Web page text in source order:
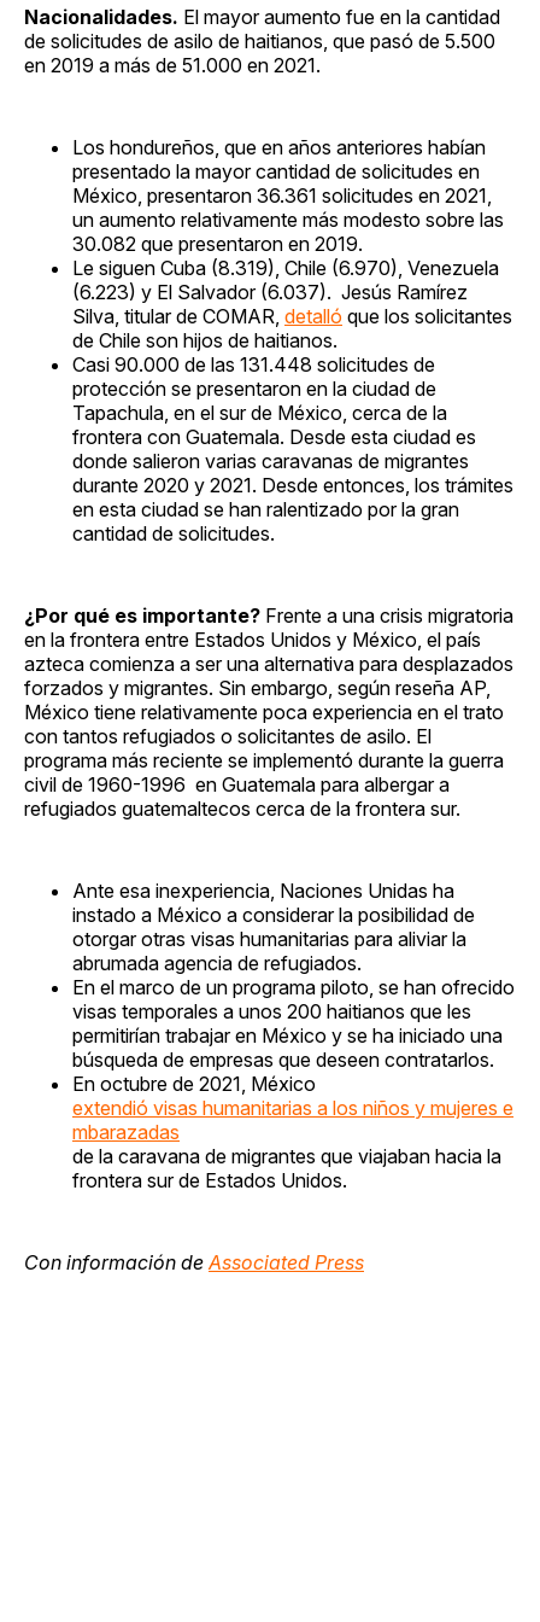
Nacionalidades. El mayor aumento fue en la cantidad
de solicitudes de asilo de haitianos, que pasó de 5.500
en 2019 a más de 51.000 en 2021.
Los hondureños, que en años anteriores habían
presentado la mayor cantidad de solicitudes en
México, presentaron 36.361 solicitudes en 2021,
un aumento relativamente más modesto sobre las
30.082 que presentaron en 2019.
Le siguen Cuba (8.319), Chile (6.970), Venezuela
(6.223) y El Salvador (6.037). Jesús Ramírez
Silva, titular de COMAR, detalló que los solicitantes
de Chile son hijos de haitianos.
Casi 90.000 de las 131.448 solicitudes de
protección se presentaron en la ciudad de
Tapachula, en el sur de México, cerca de la
frontera con Guatemala. Desde esta ciudad es
donde salieron varias caravanas de migrantes
durante 2020 y 2021. Desde entonces, los trámites
en esta ciudad se han ralentizado por la gran
cantidad de solicitudes.
¿Por qué es importante? Frente a una crisis migratoria
en la frontera entre Estados Unidos y México, el país
azteca comienza a ser una alternativa para desplazados
forzados y migrantes. Sin embargo, según reseña AP,
México tiene relativamente poca experiencia en el trato
con tantos refugiados o solicitantes de asilo. El
programa más reciente se implementó durante la guerra
civil de 1960-1996 en Guatemala para albergar a
refugiados guatemaltecos cerca de la frontera sur.
Ante esa inexperiencia, Naciones Unidas ha
instado a México a considerar la posibilidad de
otorgar otras visas humanitarias para aliviar la
abrumada agencia de refugiados.
En el marco de un programa piloto, se han ofrecido
visas temporales a unos 200 haitianos que les
permitirían trabajar en México y se ha iniciado una
búsqueda de empresas que deseen contratarlos.
En octubre de 2021, México
extendió visas humanitarias a los niños y mujeres e
mbarazadas
de la caravana de migrantes que viajaban hacia la
frontera sur de Estados Unidos.
Con información de Associated Press